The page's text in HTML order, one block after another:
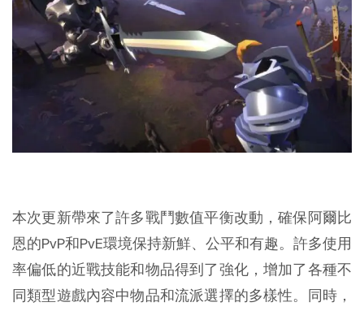
本次更新帶來了許多戰鬥數值平衡改動，確保阿爾比
恩的PvP和PvE環境保持新鮮、公平和有趣。許多使用
率偏低的近戰技能和物品得到了強化，增加了各種不
同類型遊戲內容中物品和流派選擇的多樣性。同時，